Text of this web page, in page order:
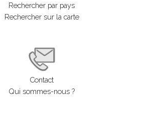
Rechercher par pays
Rechercher sur la carte
Contact
Qui sommes-nous ?